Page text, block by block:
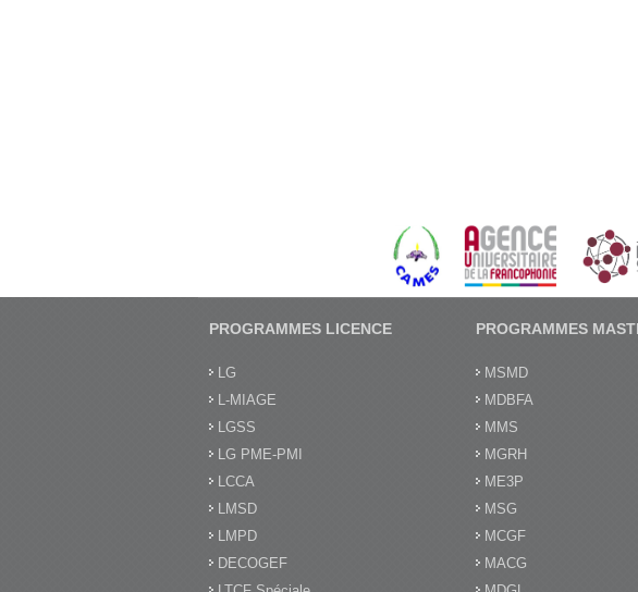
PROGRAMMES LICENCE
LG
L-MIAGE
LGSS
LG PME-PMI
LCCA
LMSD
LMPD
DECOGEF
PROGRAMMES
MSMD
MDBFA
MMS
MGRH
ME3P
MSG
MCGF
MACG